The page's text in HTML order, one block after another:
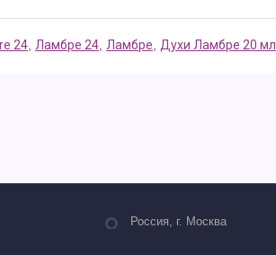
24 Ламбре 24 Ламбре Духи Ламбре 20 мл
Россия, г. Москва